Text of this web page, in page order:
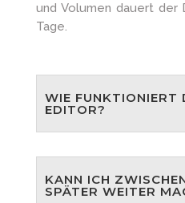
und Volumen dauert der
Tage.
WIE FUNKTIONIERT
EDITOR?
KANN ICH
SPÄTER WEITER